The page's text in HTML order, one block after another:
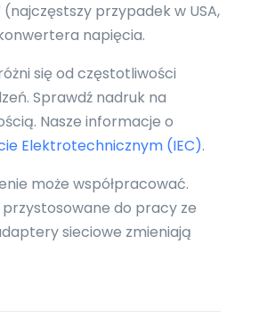
przypadek w USA,
napięcia.
się od częstotliwości
Sprawdź nadruk na
Nasze informacje o
Elektrotechnicznym (IEC).
może współpracować.
do pracy ze
sieciowe zmieniają